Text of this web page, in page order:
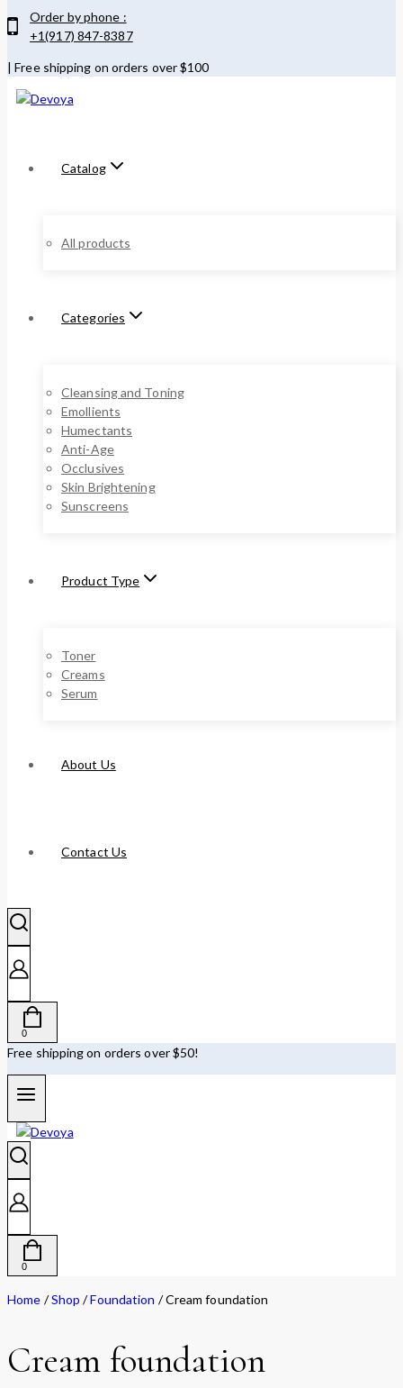
Order by phone :
+1(917) 847-8387
| Free shipping on orders over $100
Catalog
All products
Categories
Cleansing and Toning
Emollients
Humectants
Anti-Age
Occlusives
Skin Brightening
Sunscreens
Product Type
Toner
Creams
Serum
About Us
Contact Us
0
Free shipping on orders over $50!
0
Home /Shop /Foundation /Cream foundation
Cream foundation